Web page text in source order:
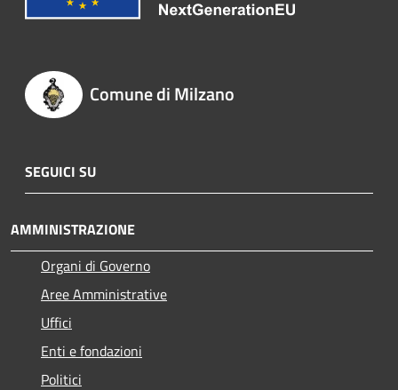
Comune di Milzano
SEGUICI SU
AMMINISTRAZIONE
Organi di Governo
Aree Amministrative
Uffici
Enti e fondazioni
Politici